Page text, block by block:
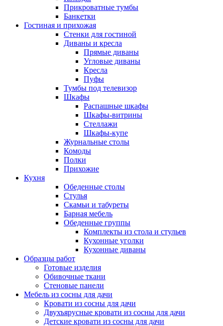
Прикроватные тумбы
Банкетки
Гостиная и прихожая
Стенки для гостиной
Диваны и кресла
Прямые диваны
Угловые диваны
Кресла
Пуфы
Тумбы под телевизор
Шкафы
Распашные шкафы
Шкафы-витрины
Стеллажи
Шкафы-купе
Журнальные столы
Комоды
Полки
Прихожие
Кухня
Обеденные столы
Стулья
Скамьи и табуреты
Барная мебель
Обеденные группы
Комплекты из стола и стульев
Кухонные уголки
Кухонные диваны
Образцы работ
Готовые изделия
Обивочные ткани
Стеновые панели
Мебель из сосны для дачи
Кровати из сосны для дачи
Двухъярусные кровати из сосны для дачи
Детские кровати из сосны для дачи